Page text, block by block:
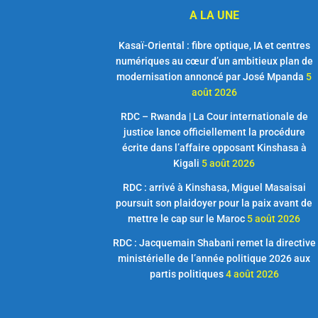
A LA UNE
Kasaï-Oriental : fibre optique, IA et centres
numériques au cœur d’un ambitieux plan de
modernisation annoncé par José Mpanda 5
août 2026
RDC – Rwanda | La Cour internationale de
justice lance officiellement la procédure
écrite dans l’affaire opposant Kinshasa à
Kigali 5 août 2026
RDC : arrivé à Kinshasa, Miguel Masaisai
poursuit son plaidoyer pour la paix avant de
mettre le cap sur le Maroc 5 août 2026
RDC : Jacquemain Shabani remet la directive
ministérielle de l’année politique 2026 aux
partis politiques 4 août 2026